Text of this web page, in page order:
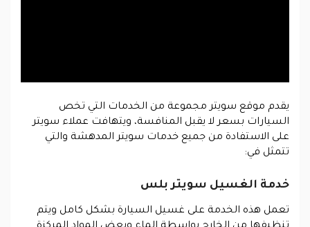
يقدم موقع سويتر مجموعة من الخدمات التي تخص
السيارات بسعر لا يقبل المنافسة، ويتهافت عملاء سويتر
على الاستفادة من جميع خدمات سويتر المدهشة والتي
تتمثل في:
خدمة الغسيل سويتر بلس
تعمل هذه الخدمة على غسيل السيارة بشكل كامل ويتم